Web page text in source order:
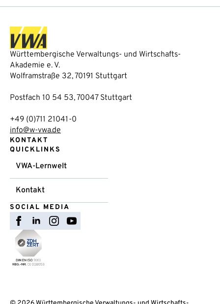
Württembergische Verwaltungs- und Wirtschafts-
Akademie e. V.
Wolframstraße 32, 70191 Stuttgart
Postfach 10 54 53, 70047 Stuttgart
+49 (0)711 21041-0
info@w-vwa.de
KONTAKT
QUICKLINKS
VWA-Lernwelt
Kontakt
SOCIAL MEDIA